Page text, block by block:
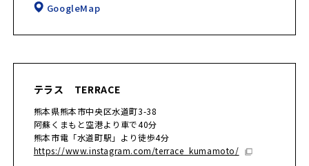
GoogleMap
テラス TERRACE
熊本県熊本市中央区水道町3-38
阿蘇くまもと空港より車で40分
熊本市電「水道町駅」より徒歩4分
https://www.instagram.com/terrace_kumamoto/